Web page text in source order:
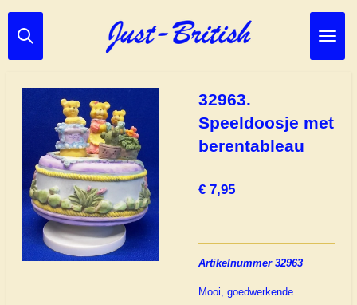
Ga
direct
hoofdinhoud
32963.
Speeldoosje met
berentableau
€ 7,95
Artikelnummer 32963
Mooi, goedwerkende